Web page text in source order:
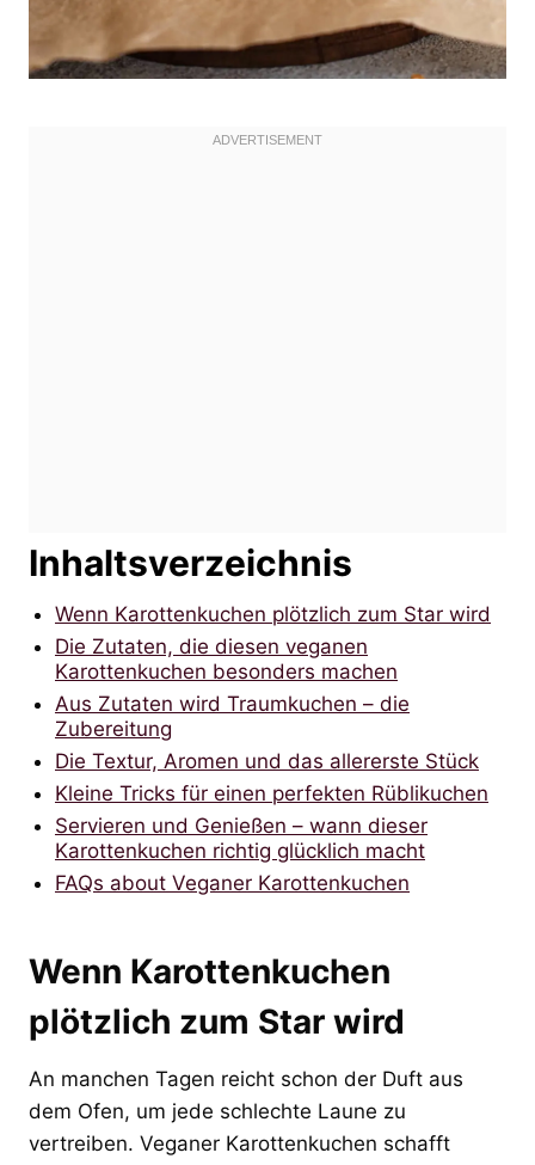
Inhaltsverzeichnis
Wenn Karottenkuchen plötzlich zum Star wird
Die Zutaten, die diesen veganen
Karottenkuchen besonders machen
Aus Zutaten wird Traumkuchen – die
Zubereitung
Die Textur, Aromen und das allererste Stück
Kleine Tricks für einen perfekten Rüblikuchen
Servieren und Genießen – wann dieser
Karottenkuchen richtig glücklich macht
FAQs about Veganer Karottenkuchen
Wenn Karottenkuchen
plötzlich zum Star wird
An manchen Tagen reicht schon der Duft aus
dem Ofen, um jede schlechte Laune zu
vertreiben. Veganer Karottenkuchen schafft